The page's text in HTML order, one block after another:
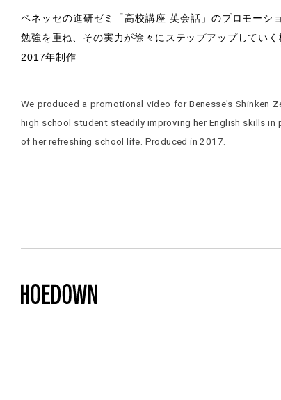
ベネッセの進研ゼミ「高校講座 英会話」のプロモーシ
勉強を重ね、その実力が徐々にステップアップしてい
2017年制作
We produced a promotional video for Benesse's Shinken
high school student steadily improving her English skills
of her refreshing school life. Produced in 2017.